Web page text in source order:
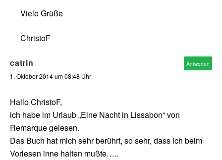
Viele Grüße
ChristoF
catrin
1. Oktober 2014 um 08:48 Uhr
Hallo ChristoF,
ich habe im Urlaub „Eine Nacht in Lissabon“ von
Remarque gelesen.
Das Buch hat mich sehr berührt, so sehr, dass ich beim
Vorlesen inne halten mußte…..
Antworten